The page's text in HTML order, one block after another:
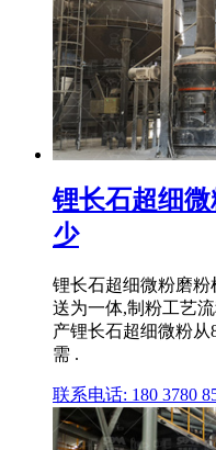
锂长石超细
少
锂长石超细微粉磨
送为一体,制粉工艺
产锂长石超细微粉从
需 .
联系电话: 180 3780